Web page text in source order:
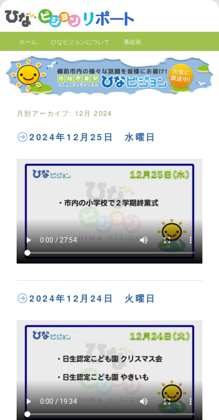
ホーム ひなビジョンについて 番組表
月別アーカイブ: 12月 2024
2024年12月25日 水曜日
2024年12月24日 火曜日